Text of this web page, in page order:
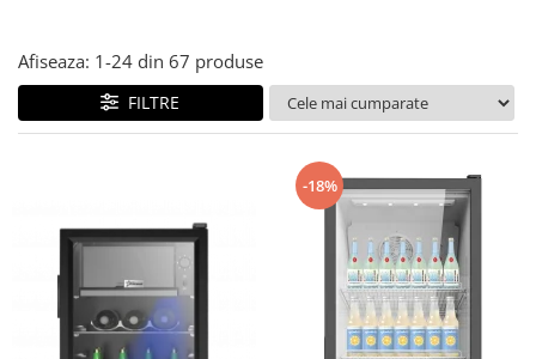
Afiseaza: 1-24 din 67 produse
FILTRE
-18%